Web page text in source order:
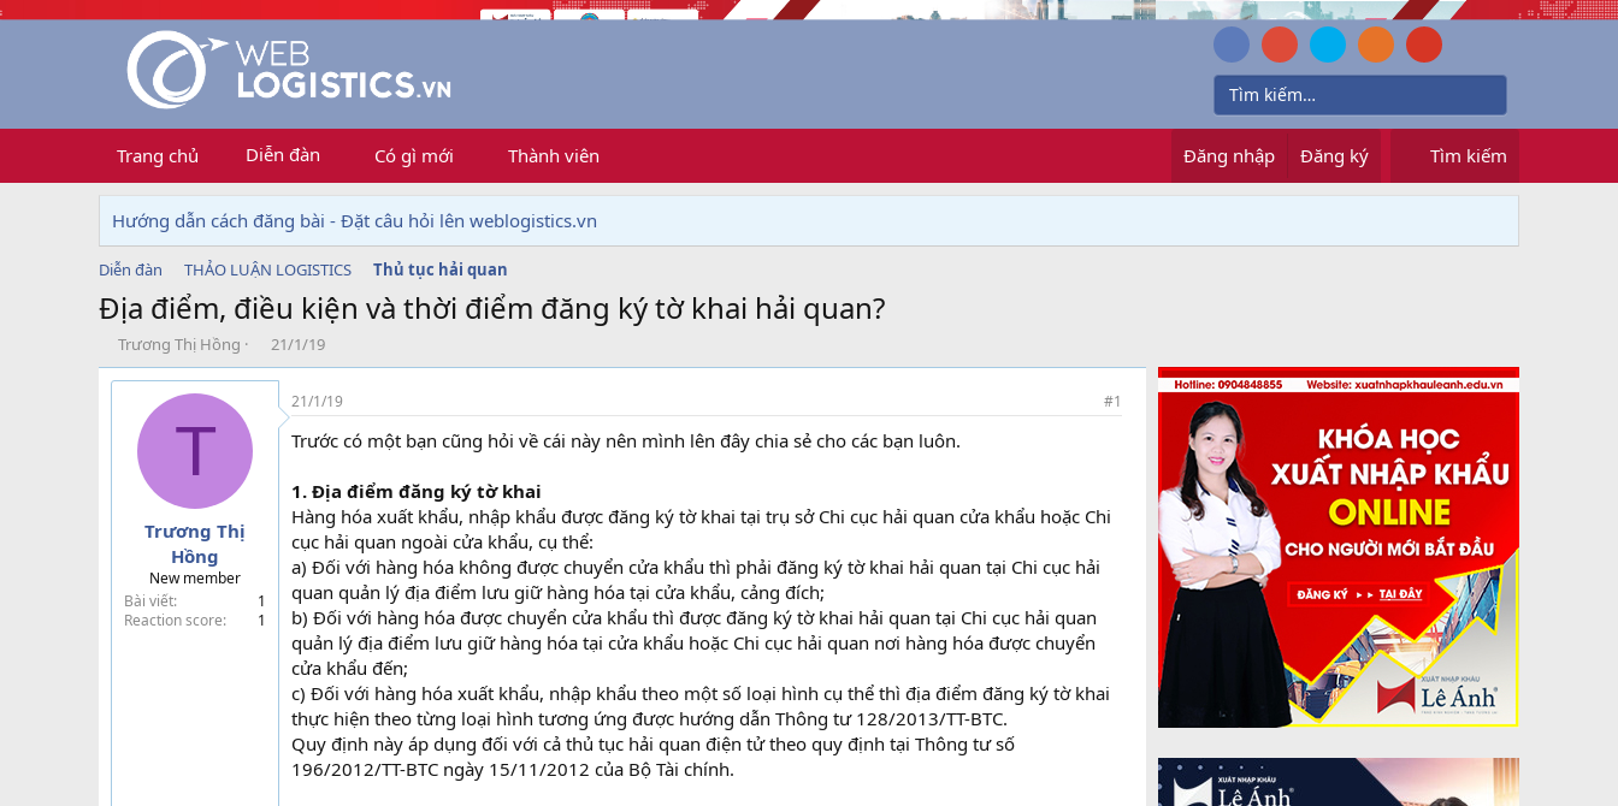
Trang chủ Diễn đàn Có gì mới Thành viên Đăng nhập Đăng ký Tìm kiếm
Hướng dẫn cách đăng bài - Đặt câu hỏi lên weblogistics.vn
Diễn đàn THẢO LUẬN LOGISTICS Thủ tục hải quan
Địa điểm, điều kiện và thời điểm đăng ký tờ khai hải quan?
T
h
r
Trương Thị Hồng
N
g
à
g
21/1/19
T
Trương Thị
Hồng
New member
Bài viết
1
Reaction score
1
21/1/19 #1
Trước có một bạn cũng hỏi về cái này nên mình lên đây chia sẻ cho các bạn luôn.
1. Địa điểm đăng ký tờ khai
Hàng hóa xuất khẩu, nhập khẩu được đăng ký tờ khai tại trụ sở Chi cục hải quan cửa khẩu hoặc Chi
cục hải quan ngoài cửa khẩu, cụ thể:
a) Đối với hàng hóa không được chuyển cửa khẩu thì phải đăng ký tờ khai hải quan tại Chi cục hải
quan quản lý địa điểm lưu giữ hàng hóa tại cửa khẩu, cảng đích;
b) Đối với hàng hóa được chuyển cửa khẩu thì được đăng ký tờ khai hải quan tại Chi cục hải quan
quản lý địa điểm lưu giữ hàng hóa tại cửa khẩu hoặc Chi cục hải quan nơi hàng hóa được chuyển
cửa khẩu đến;
c) Đối với hàng hóa xuất khẩu, nhập khẩu theo một số loại hình cụ thể thì địa điểm đăng ký tờ khai
thực hiện theo từng loại hình tương ứng được hướng dẫn Thông tư 128/2013/TT-BTC.
Quy định này áp dụng đối với cả thủ tục hải quan điện tử theo quy định tại Thông tư số
196/2012/TT-BTC ngày 15/11/2012 của Bộ Tài chính.